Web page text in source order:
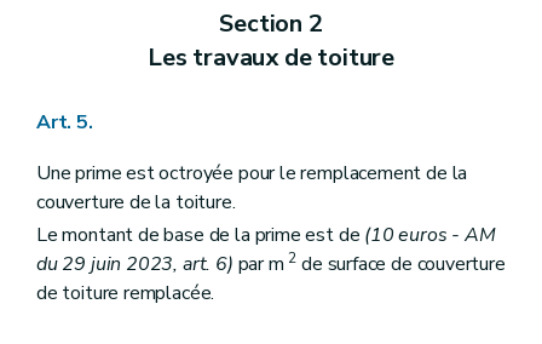
Section 2
Les travaux de toiture
Art. 5.
Une prime est octroyée pour le remplacement de la
couverture de la toiture.
Le montant de base de la prime est de (10 euros - AM
du 29 juin 2023, art. 6) par m 2 de surface de couverture
de toiture remplacée.